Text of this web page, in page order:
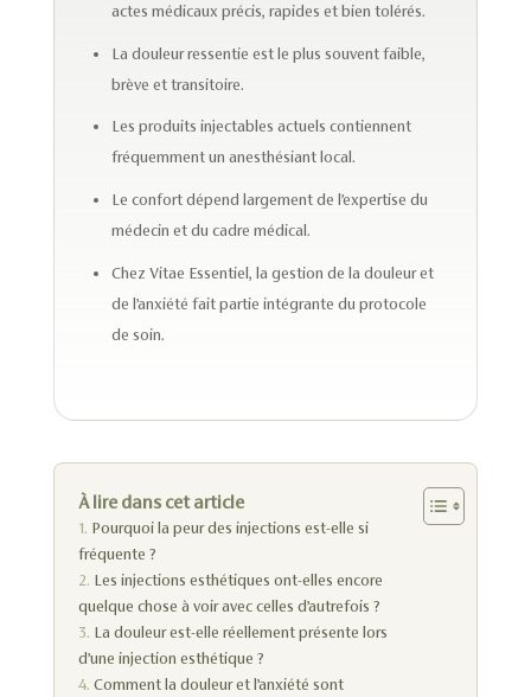
actes médicaux précis, rapides et bien tolérés.
La douleur ressentie est le plus souvent faible,
brève et transitoire.
Les produits injectables actuels contiennent
fréquemment un anesthésiant local.
Le confort dépend largement de l’expertise du
médecin et du cadre médical.
Chez Vitae Essentiel, la gestion de la douleur et
de l’anxiété fait partie intégrante du protocole
de soin.
À lire dans cet article
Pourquoi la peur des injections est-elle si
fréquente ?
Les injections esthétiques ont-elles encore
quelque chose à voir avec celles d’autrefois ?
La douleur est-elle réellement présente lors
d’une injection esthétique ?
Comment la douleur et l’anxiété sont